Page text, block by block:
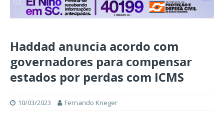
Haddad anuncia acordo com
governadores para compensar
estados por perdas com ICMS
10/03/2023 Fernando Krieger